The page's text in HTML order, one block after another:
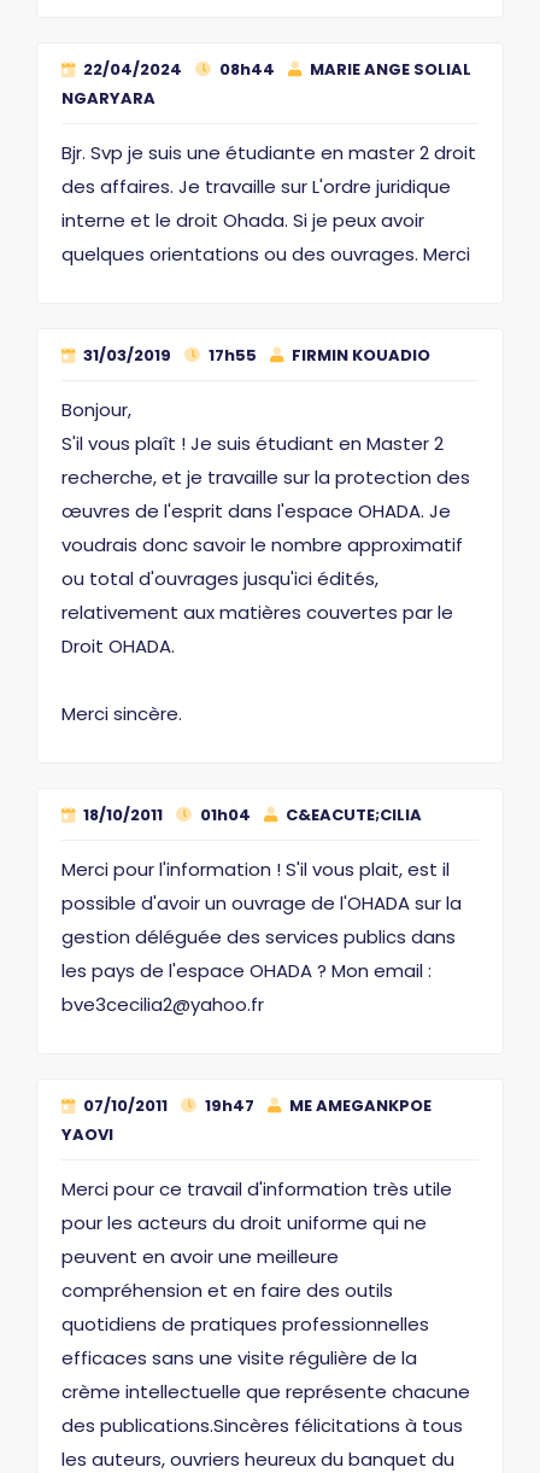
22/04/2024 08h44
MARIE ANGE SOLIAL
NGARYARA
Bjr. Svp je suis une étudiante en master 2 droit
des affaires. Je travaille sur L'ordre juridique
interne et le droit Ohada. Si je peux avoir
quelques orientations ou des ouvrages. Merci
31/03/2019 17h55 FIRMIN KOUADIO
Bonjour,
S'il vous plaît ! Je suis étudiant en Master 2
recherche, et je travaille sur la protection des
œuvres de l'esprit dans l'espace OHADA. Je
voudrais donc savoir le nombre approximatif
ou total d'ouvrages jusqu'ici édités,
relativement aux matières couvertes par le
Droit OHADA.
Merci sincère.
18/10/2011 01h04 C&EACUTE;CILIA
Merci pour l'information ! S'il vous plait, est il
possible d'avoir un ouvrage de l'OHADA sur la
gestion déléguée des services publics dans
les pays de l'espace OHADA ? Mon email :
bve3cecilia2@yahoo.fr
07/10/2011 19h47
ME AMEGANKPOE
YAOVI
Merci pour ce travail d'information très utile
pour les acteurs du droit uniforme qui ne
peuvent en avoir une meilleure
compréhension et en faire des outils
quotidiens de pratiques professionnelles
efficaces sans une visite régulière de la
crème intellectuelle que représente chacune
des publications.Sincères félicitations à tous
les auteurs, ouvriers heureux du banquet du